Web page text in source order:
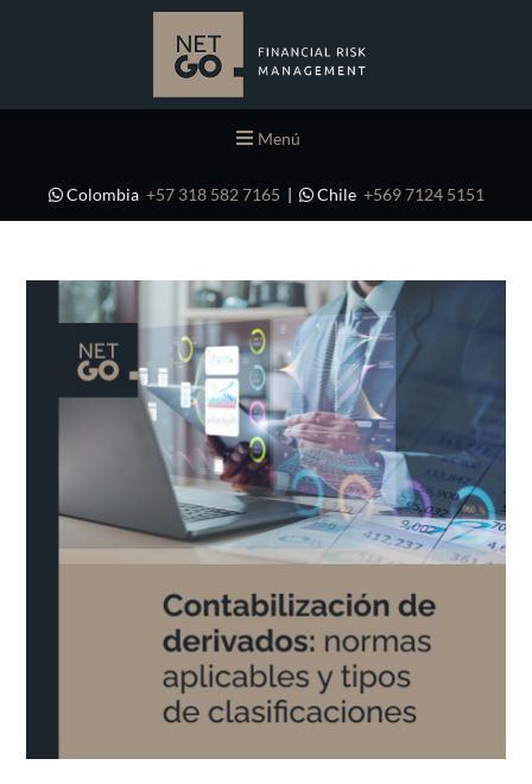
Menú
Colombia +57 318 582 7165 | Chile +569 7124 5151